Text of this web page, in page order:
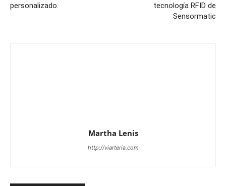
personalizado.
tecnología RFID de
Sensormatic
Martha Lenis
http://viarteria.com